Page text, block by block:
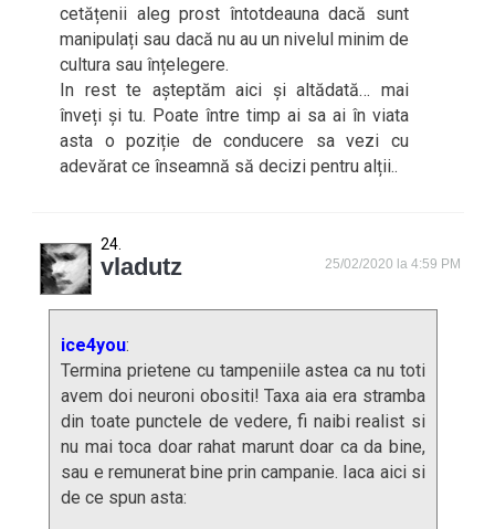
cetățenii aleg prost întotdeauna dacă sunt
manipulați sau dacă nu au un nivelul minim de
cultura sau înțelegere.
In rest te așteptăm aici și altădată… mai
înveți și tu. Poate între timp ai sa ai în viata
asta o poziție de conducere sa vezi cu
adevărat ce înseamnă să decizi pentru alții..
vladutz 25/02/2020 la 4:59 PM
ice4you:
Termina prietene cu tampeniile astea ca nu toti
avem doi neuroni obositi! Taxa aia era stramba
din toate punctele de vedere, fi naibi realist si
nu mai toca doar rahat marunt doar ca da bine,
sau e remunerat bine prin campanie. Iaca aici si
de ce spun asta: